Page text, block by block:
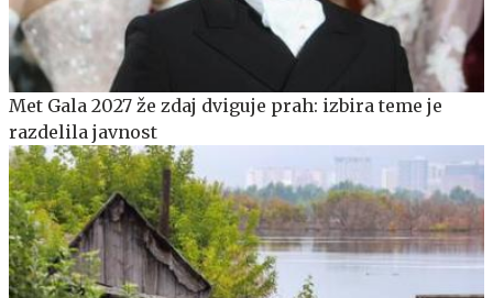
Met Gala 2027 že zdaj dviguje prah: izbira teme je
razdelila javnost